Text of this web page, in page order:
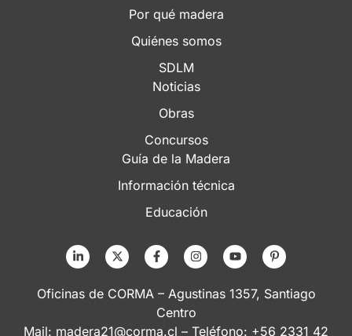
Por qué madera
Quiénes somos
SDLM
Noticias
Obras
Concursos
Guía de la Madera
Información técnica
Educación
Oficinas de CORMA – Agustinas 1357, Santiago
Centro
Mail: madera21@corma.cl – Teléfono: +56 2331 42